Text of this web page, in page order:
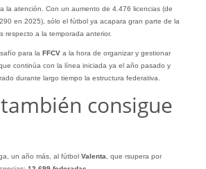
la atención. Con un aumento de 4.476 licencias (de
en 2025), sólo el fútbol ya acapara gran parte de la
respecto a la temporada anterior.
para la FFCVa la hora de organizar y gestionar
continúa con la línea iniciada ya el año pasado y
durante largo tiempo la estructura federativa.
consigue
un año más, al fútbol Valenta , que rsupera por